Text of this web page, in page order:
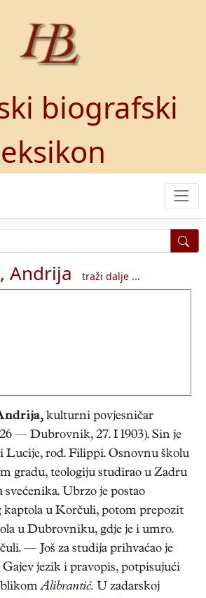
biografski
Andrija traži dalje ...
, kulturni povjesničar
— Dubrovnik, 27. I 1903). Sin je
Lucije, rođ. Filippi. Osnovnu školu
gradu, teologiju studirao u Zadru
svećenika. Ubrzo je postao
u Korčuli, potom prepozit
u Dubrovniku, gdje je i umro.
— Još za studija prihvaćao je
Gajev jezik i pravopis, potpisujući
Alibrantić. U zadarskoj